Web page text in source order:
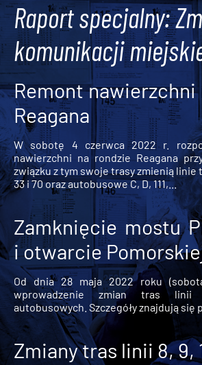
Raport specjalny:
komunikacji
Remont nawierzchni
Reagana
W sobotę 4 czerwca 2022 r.
nawierzchni na rondzie Reagana
związku z tym swoje trasy zmienią linie
33 i 70 oraz autobusowe C, D, 111,...
Zamknięcie mostu
i otwarcie
Od dnia 28 maja 2022 roku
wprowadzenie zmian tras linii
autobusowych. Szczegóły znajdują się
Zmiany tras linii 8, 9,